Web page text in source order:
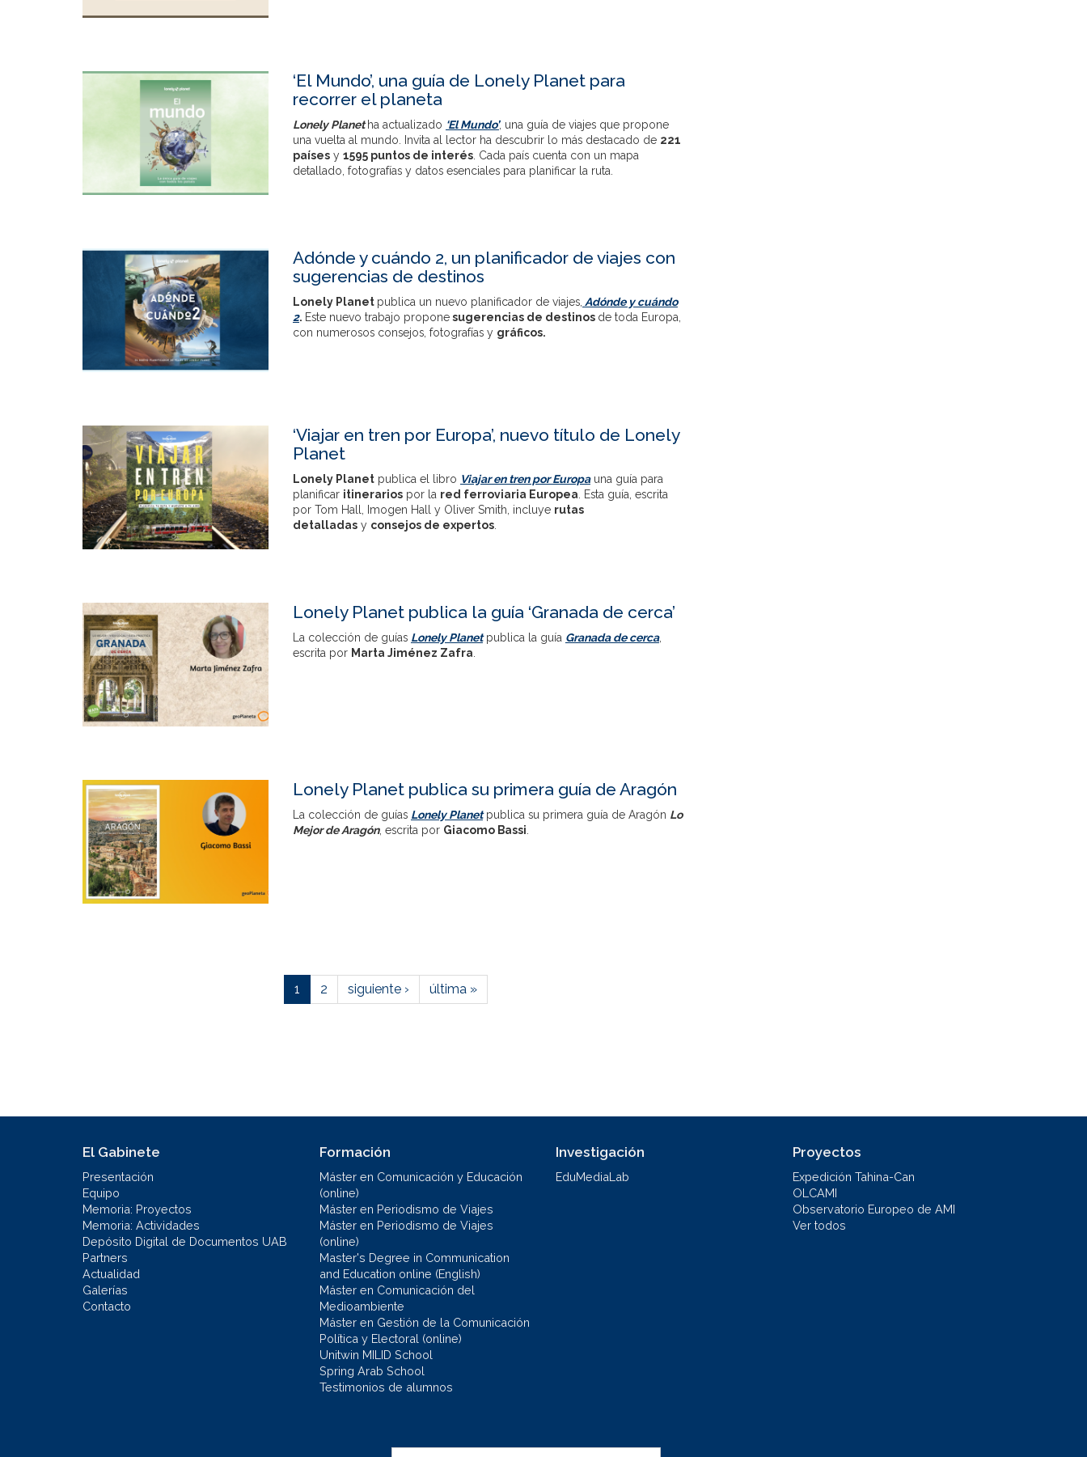
‘El Mundo’, una guía de Lonely Planet para
recorrer el planeta
Lonely Planetha actualizado ‘El Mundo’, una guía de viajes que propone
una vuelta al mundo. Invita al lector ha descubrir lo más destacado de 221
paísesy 1595 puntos de interés. Cada país cuenta con un mapa
detallado, fotografías y datos esenciales para planificar la ruta.
Adónde y cuándo 2, un planificador de viajes con
sugerencias de destinos
Lonely Planet publica un nuevo planificador de viajes, Adónde y cuándo
2. Este nuevo trabajo proponesugerencias de destinos de toda Europa,
con numerosos consejos, fotografías y gráficos.
‘Viajar en tren por Europa’, nuevo título de Lonely
Planet
Lonely Planetpublica el libro Viajar en tren por Europauna guía para
planificar itinerariospor la red ferroviaria Europea . Esta guía, escrita
por Tom Hall, Imogen Hall y Oliver Smith, incluye rutas
detalladasy consejos de expertos.
Lonely Planet publica la guía ‘Granada de cerca’
La colección de guías Lonely Planetpublica la guía Granada de cerca,
escrita por Marta Jiménez Zafra
Lonely Planet publica su primera guía de Aragón
La colección de guías Lonely Planetpublica su primera guía de Aragón Lo
Mejor de Aragón, escrita por Giacomo Bassi.
1 2 siguiente › última »
El Gabinete
Presentación
Equipo
Memoria: Proyectos
Memoria: Actividades
Depósito Digital de Documentos UAB
Partners
Actualidad
Galerías
Contacto
Formación
Máster en Comunicación y Educación
(online)
Máster en Periodismo de Viajes
Máster en Periodismo de Viajes
(online)
Master's Degree in Communication
and Education online (English)
Máster en Comunicación del
Medioambiente
Máster en Gestión de la Comunicación
Política y Electoral (online)
Unitwin MILID School
Spring Arab School
Testimonios de alumnos
Investigación
EduMediaLab
Proyectos
Expedición Tahina-Can
OLCAMI
Observatorio Europeo de AMI
Ver todos